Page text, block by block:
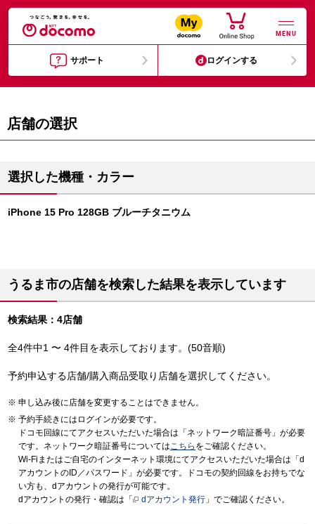
MENU
サポート ログインする
店舗の選択
選択した機種・カラー
iPhone 15 Pro 128GB ブルーチタニウム
うるま市の店舗を検索した結果を表示しています
検索結果：4店舗
全4件中1 〜 4件目を表示しております。(50音順)
予約申込する店舗/購入商品受取り店舗を選択してください。
申し込み後に店舗を変更することはできません。
予約手続きにはログインが必要です。
ドコモ回線にてアクセスいただいた場合は「ネットワーク暗証番号」が必要
です。ネットワーク暗証番号についてはこちら をご確認ください。
Wi-Fiまたはご自宅のインターネット環境にてアクセスいただいた場合は「d
アカウントのID／パスワード」が必要です。ドコモの契約回線をお持ちでな
い方も、dアカウントの発行が可能です。
dアカウントの発行・確認は「
dアカウント発行 」でご確認ください。